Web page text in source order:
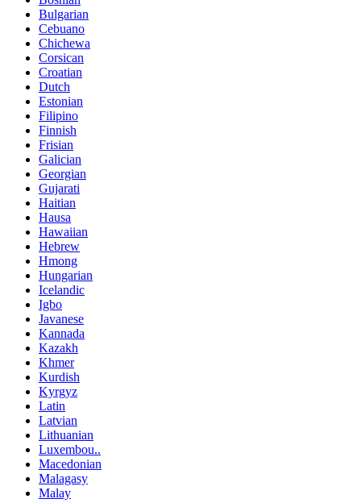
Bulgarian
Cebuano
Chichewa
Corsican
Croatian
Dutch
Estonian
Filipino
Finnish
Frisian
Galician
Georgian
Gujarati
Haitian
Hausa
Hawaiian
Hebrew
Hmong
Hungarian
Icelandic
Igbo
Javanese
Kannada
Kazakh
Khmer
Kurdish
Kyrgyz
Latin
Latvian
Lithuanian
Luxembou..
Macedonian
Malagasy
Malay